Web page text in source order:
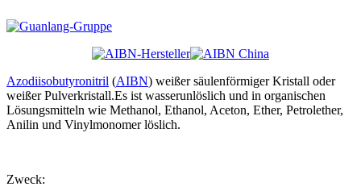
Azodiisobutyronitril (AIBN) weißer säulenförmiger Kristall oder
weißer Pulverkristall.Es ist wasserunlöslich und in organischen
Lösungsmitteln wie Methanol, Ethanol, Aceton, Ether, Petrolether,
Anilin und Vinylmonomer löslich.
Zweck: